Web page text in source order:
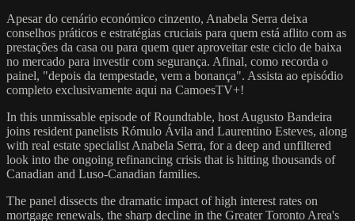
Apesar do cenário económico cinzento, Anabela Serra deixa
conselhos práticos e estratégias cruciais para quem está aflito com as
prestações da casa ou para quem quer aproveitar este ciclo de baixa
no mercado para investir com segurança. Afinal, como recorda o
painel, "depois da tempestade, vem a bonança". Assista ao episódio
completo exclusivamente aqui na CamoesTV+!
In this unmissable episode of Roundtable, host Augusto Bandeira
joins resident panelists Rómulo Ávila and Laurentino Esteves, along
with real estate specialist Anabela Serra, for a deep and unfiltered
look into the ongoing refinancing crisis that is hitting thousands of
Canadian and Luso-Canadian families.
The panel dissects the dramatic impact of high interest rates on
mortgage renewals, the sharp decline in the Greater Toronto Area's